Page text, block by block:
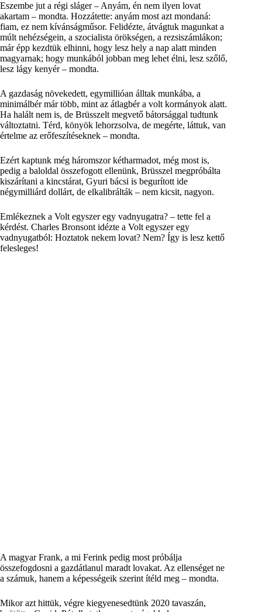
Eszembe jut a régi sláger – Anyám, én nem ilyen lovat
akartam – mondta. Hozzátette: anyám most azt mondaná:
fiam, ez nem kívánságműsor. Felidézte, átvágtuk magunkat a
múlt nehézségein, a szocialista örökségen, a rezsiszámlákon;
már épp kezdtük elhinni, hogy lesz hely a nap alatt minden
magyarnak; hogy munkából jobban meg lehet élni, lesz szőlő,
lesz lágy kenyér – mondta.
A gazdaság növekedett, egymillióan álltak munkába, a
minimálbér már több, mint az átlagbér a volt kormányok alatt.
Ha halált nem is, de Brüsszelt megvető bátorsággal tudtunk
változtatni. Térd, könyök lehorzsolva, de megérte, láttuk, van
értelme az erőfeszítéseknek – mondta.
Ezért kaptunk még háromszor kétharmadot, még most is,
pedig a baloldal összefogott ellenünk, Brüsszel megpróbálta
kiszárítani a kincstárat, Gyuri bácsi is begurított ide
négymilliárd dollárt, de elkalibrálták – nem kicsit, nagyon.
Emlékeznek a Volt egyszer egy vadnyugatra? – tette fel a
kérdést. Charles Bronsont idézte a Volt egyszer egy
vadnyugatból: Hoztatok nekem lovat? Nem? Így is lesz kettő
felesleges!
A magyar Frank, a mi Ferink pedig most próbálja
összefogdosni a gazdátlanul maradt lovakat. Az ellenséget ne
a számuk, hanem a képességeik szerint ítéld meg – mondta.
Mikor azt hittük, végre kiegyenesedtünk 2020 tavaszán,